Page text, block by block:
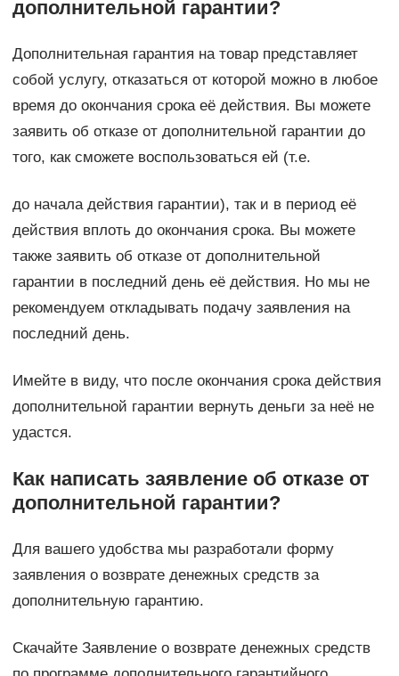
дополнительной гарантии?
Дополнительная гарантия на товар представляет
собой услугу, отказаться от которой можно в любое
время до окончания срока её действия. Вы можете
заявить об отказе от дополнительной гарантии до
того, как сможете воспользоваться ей (т.е.
до начала действия гарантии), так и в период её
действия вплоть до окончания срока. Вы можете
также заявить об отказе от дополнительной
гарантии в последний день её действия. Но мы не
рекомендуем откладывать подачу заявления на
последний день.
Имейте в виду, что после окончания срока действия
дополнительной гарантии вернуть деньги за неё не
удастся.
Как написать заявление об отказе от
дополнительной гарантии?
Для вашего удобства мы разработали форму
заявления о возврате денежных средств за
дополнительную гарантию.
Скачайте Заявление о возврате денежных средств